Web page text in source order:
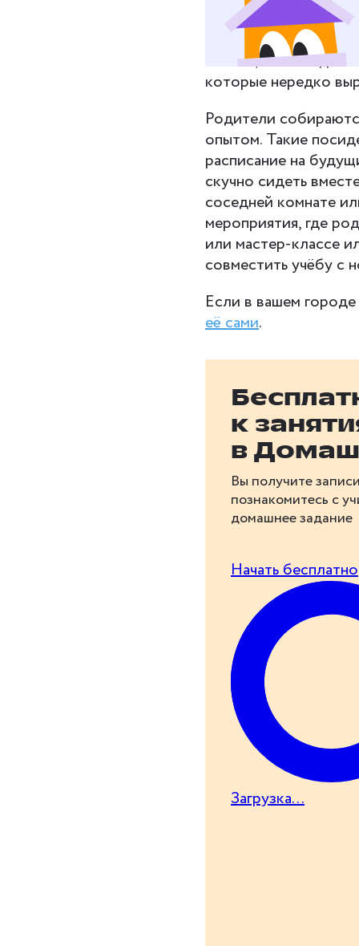
На встречах детей
Пообщаться с
которые нередко
Родители
опытом. Такие
расписание на
скучно сидеть
соседней комнате
мероприятия, где
или мастер-классе
совместить учёбу с
Если в вашем
её сами.
к
в
Вы получите
познакомитесь с
домашнее задание
Начать бесплатно
Загрузка...